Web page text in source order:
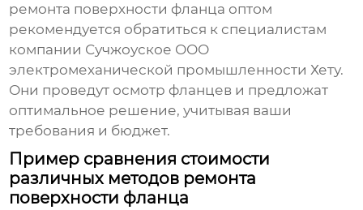
ремонта поверхности фланца оптом
рекомендуется обратиться к специалистам
компании Сучжоуское ООО
электромеханической промышленности Хету.
Они проведут осмотр фланцев и предложат
оптимальное решение, учитывая ваши
требования и бюджет.
Пример сравнения стоимости
различных методов ремонта
поверхности фланца